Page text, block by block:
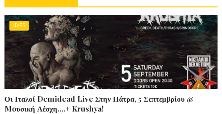
LIVES
Οι Ιταλοί Demidead Live Στην Πάτρα, 5 Σεπτεμβρίου @
Moυσική Λέσχη….+ Krushya!